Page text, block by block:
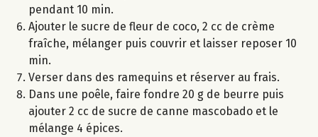
pendant 10 min.
Ajouter le sucre de fleur de coco, 2 cc de crème
fraîche, mélanger puis couvrir et laisser reposer 10
min.
Verser dans des ramequins et réserver au frais.
Dans une poêle, faire fondre 20 g de beurre puis
ajouter 2 cc de sucre de canne mascobado et le
mélange 4 épices.